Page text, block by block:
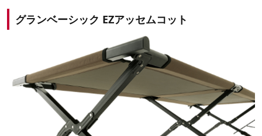
グランベーシック EZアッセムコット